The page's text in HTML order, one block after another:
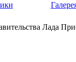
Лада